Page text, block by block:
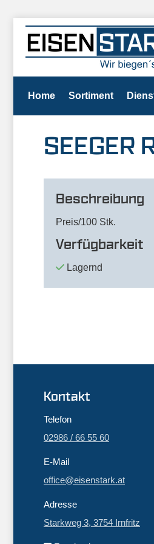
Home Sortiment
SEEGER
Beschreibung
Preis/100 Stk.
Verfügbarkeit
Lagernd
Kontakt
Telefon
02986 / 66 55 60
E-Mail
office@eisenstark.at
Adresse
Starkweg 3, 3754 Irnfritz